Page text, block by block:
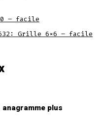
– facile
Grille 6×6 – facile
anagramme plus